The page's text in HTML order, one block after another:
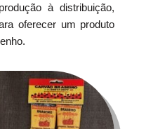
à distribuição,
oferecer um produto